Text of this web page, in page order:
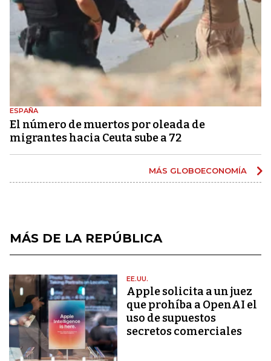
ESPAÑA
El número de muertos por oleada de
migrantes hacia Ceuta sube a 72
MÁS GLOBOECONOMÍA
MÁS DE LA REPÚBLICA
EE.UU.
Apple solicita a un juez
que prohíba a OpenAI el
uso de supuestos
secretos comerciales